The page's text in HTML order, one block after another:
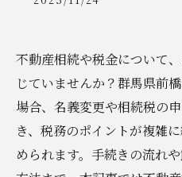
不動産相続や税金について
じていませんか？群馬県前
場合、名義変更や相続税の
き、税務のポイントが複雑
められます。手続きの流れ